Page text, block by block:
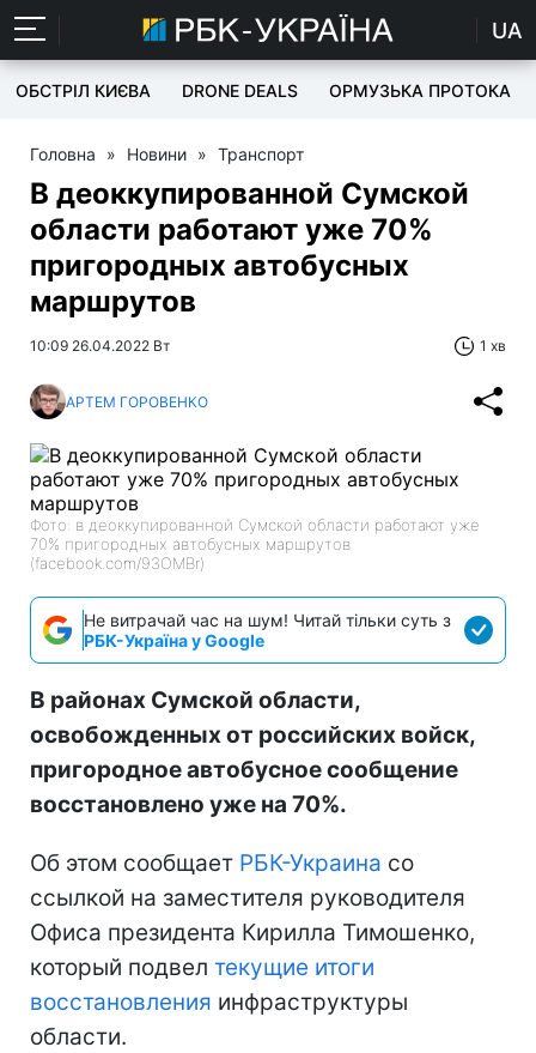
UA
ОБСТРІЛ КИЄВА DRONE DEALS ОРМУЗЬКА ПРОТОКА
Головна » Новини » Транспорт
В деоккупированной Сумской
области работают уже 70%
пригородных автобусных
маршрутов
10:09 26.04.2022 Вт 1 хв
АРТЕМ ГОРОВЕНКО
Фото: в деоккупированной Сумской области работают уже
70% пригородных автобусных маршрутов
(facebook.com/93OMBr)
Не витрачай час на шум! Читай тільки суть з
РБК-Україна у Google
В районах Сумской области,
освобожденных от российских войск,
пригородное автобусное сообщение
восстановлено уже на 70%.
Об этом сообщает РБК-Украина со
ссылкой на заместителя руководителя
Офиса президента Кирилла Тимошенко,
который подвел текущие итоги
восстановления инфраструктуры
области.